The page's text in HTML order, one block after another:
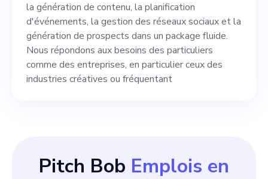
la génération de contenu, la planification
d'événements, la gestion des réseaux sociaux et la
génération de prospects dans un package fluide.
Nous répondons aux besoins des particuliers
comme des entreprises, en particulier ceux des
industries créatives ou fréquentant
Pitch Bob Emplois en